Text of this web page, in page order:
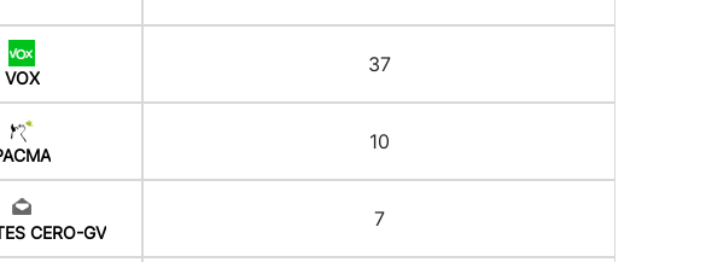
VOX
37
10
CERO-GV
7